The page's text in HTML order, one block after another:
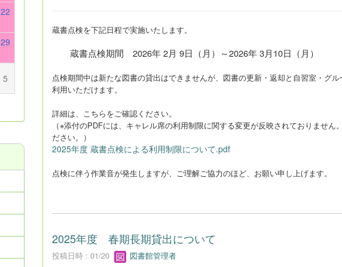
蔵書点検を下記日程で実施いたします。
蔵書点検期間 2026年 2月 9日（月）～2026年 3月10日（月）
点検期間中は新たな図書の貸出はできませんが、図書の更新・返却と自習室・グ
利用いただけます。
詳細は、こちらをご確認ください。
（※添付のPDFには、キャレル席の利用制限に関する変更が反映されておりませ
ださい。）
2025年度 蔵書点検による利用制限について.pdf
点検に伴う作業音が発生しますが、ご理解ご協力のほど、お願い申し上げます。
2025年度 春期長期貸出について
投稿日時 : 01/20 図書館管理者
22
29
5